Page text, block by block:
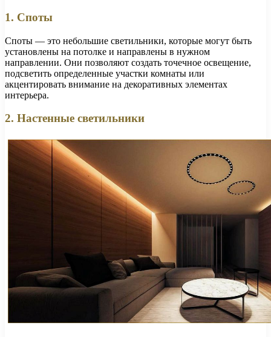
1. Споты
Споты — это небольшие светильники, которые могут быть
установлены на потолке и направлены в нужном
направлении. Они позволяют создать точечное освещение,
подсветить определенные участки комнаты или
акцентировать внимание на декоративных элементах
интерьера.
2. Настенные светильники